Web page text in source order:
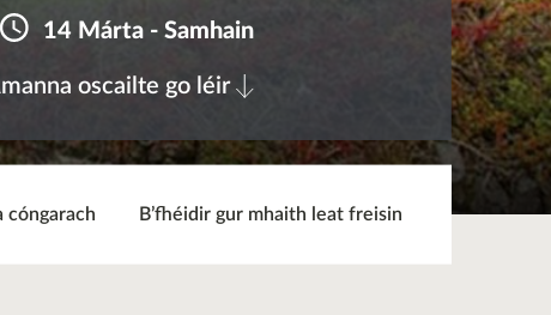
14 Márta - Samhain
oscailte go léir
cóngarach B’fhéidir gur mhaith leat freisin